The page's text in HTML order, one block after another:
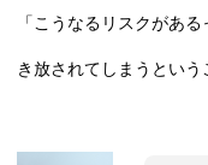
「こうなるリスクがあ
き放されてしまうという